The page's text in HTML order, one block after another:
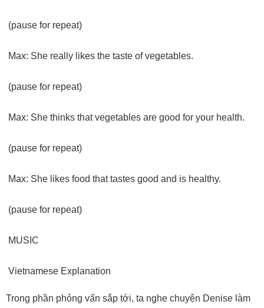
(pause for repeat)
Max: She really likes the taste of vegetables.
(pause for repeat)
Max: She thinks that vegetables are good for your health.
(pause for repeat)
Max: She likes food that tastes good and is healthy.
(pause for repeat)
MUSIC
Vietnamese Explanation
Trong phần phỏng vấn sắp tới, ta nghe chuyện Denise làm